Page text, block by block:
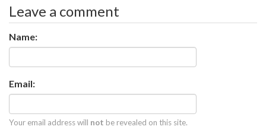
Leave a comment
Name:
Email:
Your email address will not be revealed on this site.